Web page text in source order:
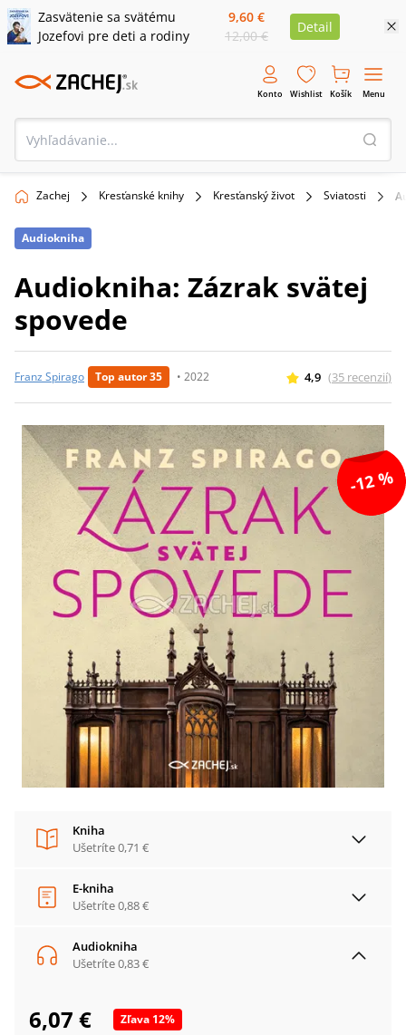
Zasvätenie sa svätému
Jozefovi pre deti a rodiny
9,60 €
12,00 €
Detail
Konto Wishlist Košík Menu
Zachej Kresťanské knihy Kresťanský život Sviatosti
Audiokniha
Audiokniha: Zázrak svätej
spovede
Franz Spirago Top autor 35 • 2022 4,9 (35 recenzií)
-12 %
Kniha
Ušetríte0,71 €
E-kniha
Ušetríte0,88 €
Audiokniha
Ušetríte0,83 €
6,07 € Zľava 12%